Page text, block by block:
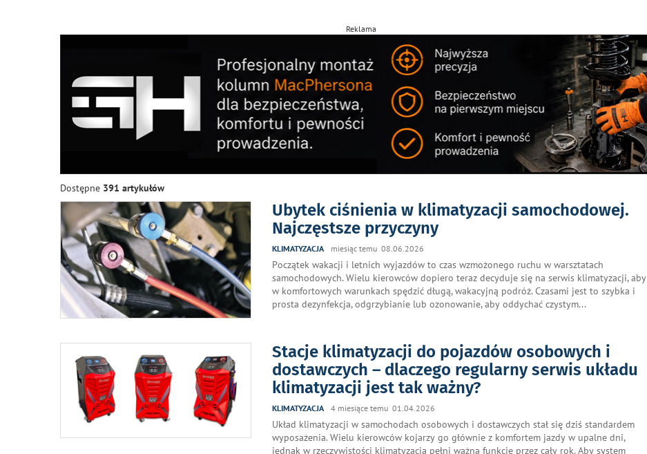
Reklama
Dostępne 391 artykułów
Ubytek ciśnienia w klimatyzacji samochodowej.
Najczęstsze przyczyny
KLIMATYZACJA miesiąc temu 08.06.2026
Początek wakacji i letnich wyjazdów to czas wzmożonego ruchu w warsztatach
samochodowych. Wielu kierowców dopiero teraz decyduje się na serwis klimatyzacji, aby
w komfortowych warunkach spędzić długą, wakacyjną podróż. Czasami jest to szybka i
prosta dezynfekcja, odgrzybianie lub ozonowanie, aby oddychać czystym...
Stacje klimatyzacji do pojazdów osobowych i
dostawczych – dlaczego regularny serwis układu
klimatyzacji jest tak ważny?
KLIMATYZACJA 4 miesiące temu 01.04.2026
Układ klimatyzacji w samochodach osobowych i dostawczych stał się dziś standardem
wyposażenia. Wielu kierowców kojarzy go głównie z komfortem jazdy w upalne dni,
jednak w rzeczywistości klimatyzacja pełni ważną funkcję przez cały rok. Aby system